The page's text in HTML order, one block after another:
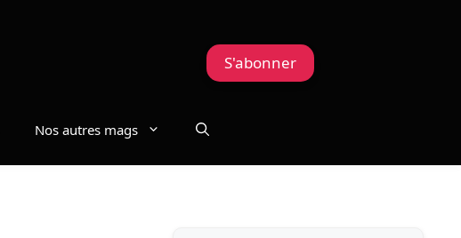
Nos autres mags
S'abonner